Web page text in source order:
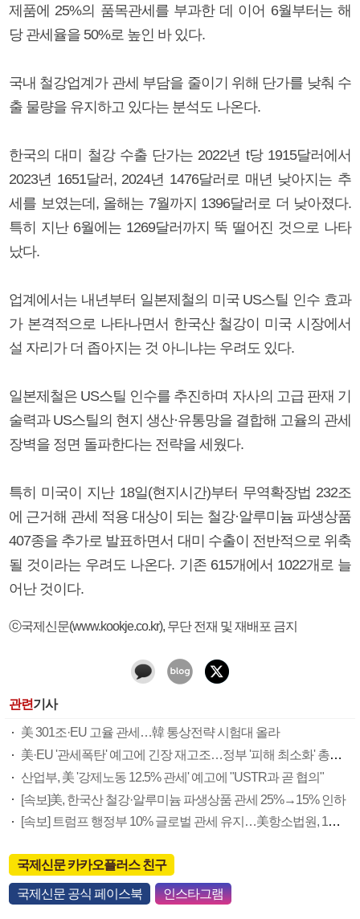
제품에 25%의 품목관세를 부과한 데 이어 6월부터는 해
당 관세율을 50%로 높인 바 있다.
국내 철강업계가 관세 부담을 줄이기 위해 단가를 낮춰 수
출 물량을 유지하고 있다는 분석도 나온다.
한국의 대미 철강 수출 단가는 2022년 t당 1915달러에서
2023년 1651달러, 2024년 1476달러로 매년 낮아지는 추
세를 보였는데, 올해는 7월까지 1396달러로 더 낮아졌다.
특히 지난 6월에는 1269달러까지 뚝 떨어진 것으로 나타
났다.
업계에서는 내년부터 일본제철의 미국 US스틸 인수 효과
가 본격적으로 나타나면서 한국산 철강이 미국 시장에서
설 자리가 더 좁아지는 것 아니냐는 우려도 있다.
일본제철은 US스틸 인수를 추진하며 자사의 고급 판재 기
술력과 US스틸의 현지 생산·유통망을 결합해 고율의 관세
장벽을 정면 돌파한다는 전략을 세웠다.
특히 미국이 지난 18일(현지시간)부터 무역확장법 232조
에 근거해 관세 적용 대상이 되는 철강·알루미늄 파생상품
407종을 추가로 발표하면서 대미 수출이 전반적으로 위축
될 것이라는 우려도 나온다. 기존 615개에서 1022개로 늘
어난 것이다.
ⓒ국제신문(www.kookje.co.kr), 무단 전재 및 재배포 금지
관련기사
美 301조·EU 고율 관세…韓 통상전략 시험대 올라
美·EU '관세폭탄' 예고에 긴장 재고조…정부 '피해 최소화' 총력(종합)
산업부, 美 '강제노동 12.5% 관세' 예고에 "USTR과 곧 협의"
[속보]美, 한국산 철강·알루미늄 파생상품 관세 25%→15% 인하
[속보] 트럼프 행정부 10% 글로벌 관세 유지…美항소법원, 1심 판결 집행 제동
국제신문 카카오플러스 친구
국제신문 공식 페이스북 인스타그램